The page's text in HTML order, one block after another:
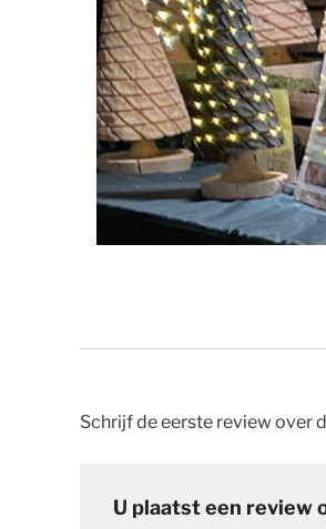
Schrijf de eerste review over
U plaatst een review